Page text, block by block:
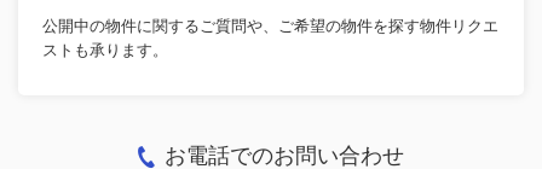
公開中の物件に関するご質問や、ご希望の物件を探す物件リクエ
ストも承ります。
お電話でのお問い合わせ